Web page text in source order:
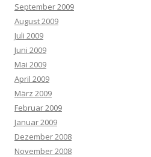
September 2009
August 2009
Juli 2009
Juni 2009
Mai 2009
April 2009
März 2009
Februar 2009
Januar 2009
Dezember 2008
November 2008